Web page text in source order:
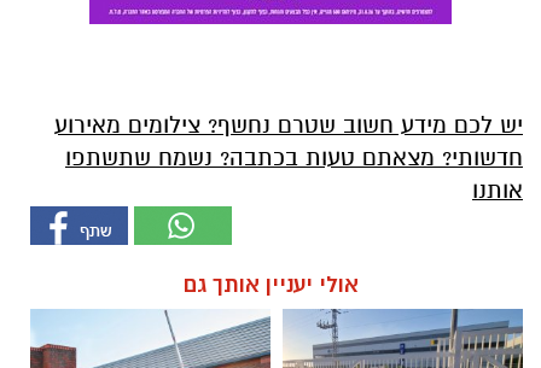
יש לכם מידע חשוב שטרם נחשף? צילומים מאירוע
חדשותי? מצאתם טעות בכתבה? נשמח שתשתפו
אותנו
אולי יעניין אותך גם